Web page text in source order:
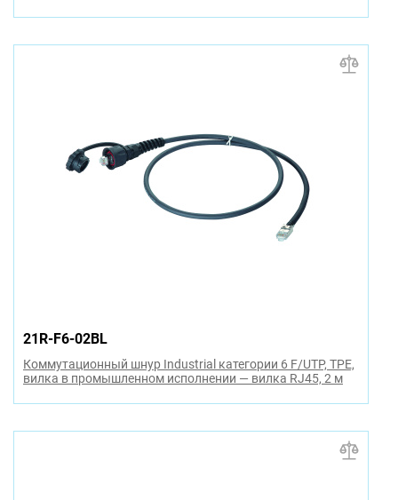
21R-F6-02BL
Коммутационный шнур Industrial категории 6 F/UTP, TPE,
вилка в промышленном исполнении — вилка RJ45, 2 м